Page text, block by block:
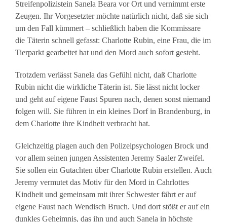
Streifenpolizistein Sanela Beara vor Ort und vernimmt erste
Zeugen. Ihr Vorgesetzter möchte natürlich nicht, daß sie sich
um den Fall kümmert – schließlich haben die Kommissare
die Täterin schnell gefasst: Charlotte Rubin, eine Frau, die im
Tierparkt gearbeitet hat und den Mord auch sofort gesteht.
Trotzdem verlässt Sanela das Gefühl nicht, daß Charlotte
Rubin nicht die wirkliche Täterin ist. Sie lässt nicht locker
und geht auf eigene Faust Spuren nach, denen sonst niemand
folgen will. Sie führen in ein kleines Dorf in Brandenburg, in
dem Charlotte ihre Kindheit verbracht hat.
Gleichzeitig plagen auch den Polizeipsychologen Brock und
vor allem seinen jungen Assistenten Jeremy Saaler Zweifel.
Sie sollen ein Gutachten über Charlotte Rubin erstellen. Auch
Jeremy vermutet das Motiv für den Mord in Cahrlottes
Kindheit und gemeinsam mit ihrer Schwester fährt er auf
eigene Faust nach Wendisch Bruch. Und dort stößt er auf ein
dunkles Geheimnis, das ihn und auch Sanela in höchste